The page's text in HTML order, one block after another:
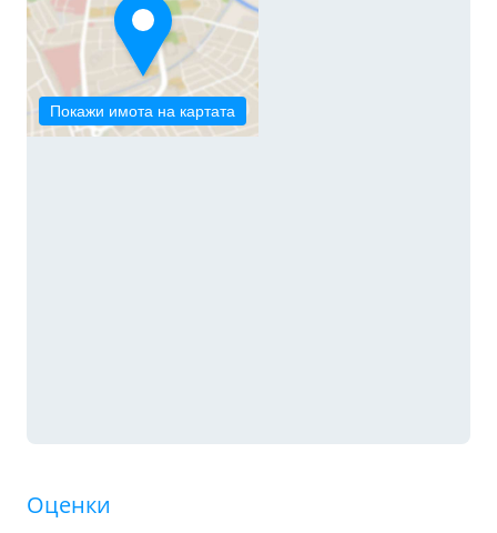
Покажи имота на картата
Оценки